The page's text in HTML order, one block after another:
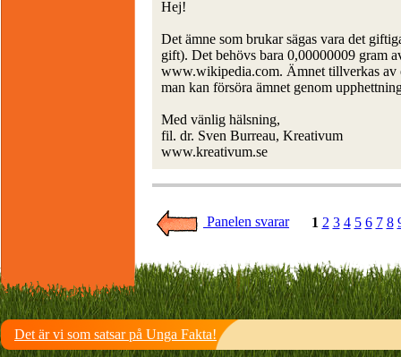
Hej!
Det ämne som brukar sägas vara det
gift). Det behövs bara 0,00000009 gram
www.wikipedia.com. Ämnet tillverkas av
man kan försöra ämnet genom
Med vänlig hälsning,
fil. dr. Sven Burreau, Kreativum
www.kreativum.se
Panelen svarar 1 2 3 4 5 6 7 8
Det är vi som satsar på Unga Fakta!